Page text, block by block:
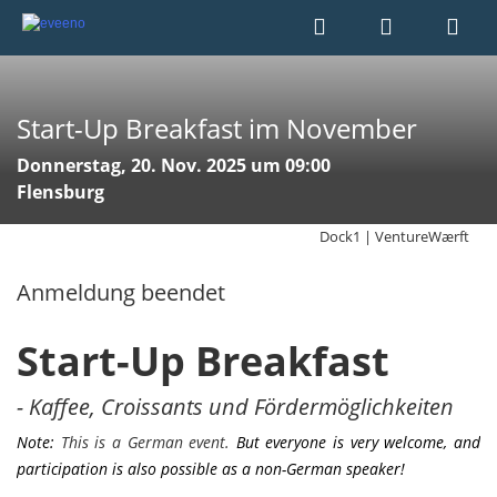
Start-Up Breakfast im November
Donnerstag, 20. Nov. 2025 um 09:00
Flensburg
Dock1 | VentureWærft
Anmeldung beendet
Start-Up Breakfast
- Kaffee, Croissants und Fördermöglichkeiten
Note: This is a German event. But everyone is very welcome, and
participation is also possible as a non-German speaker!